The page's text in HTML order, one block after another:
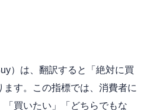
）は、翻訳すると「絶対に買
す。この指標では、消費者に
買いたい」「どちらでもな